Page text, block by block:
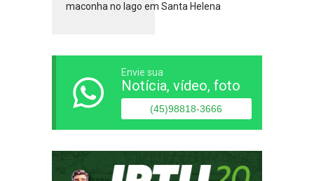
maconha no lago em Santa Helena
Envie sua
Notícia, vídeo, foto
(45)98818-3666